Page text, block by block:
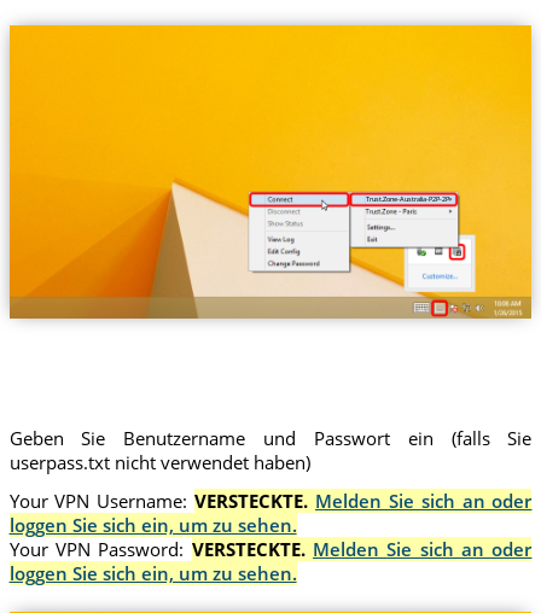
Trust.Zone-Australia-P2P-2P
Geben Sie Benutzername und Passwort ein (falls Sie
userpass.txt nicht verwendet haben)
Your VPN Username:VERSTECKTE. Melden Sie sich an oder
loggen Sie sich ein, um zu sehen.
Your VPN Password: VERSTECKTE. Melden Sie sich an oder
loggen Sie sich ein, um zu sehen.